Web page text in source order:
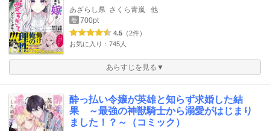
あざらし県 さくら青嵐 他
巻 700pt
4.5 （2件）
お気に入り：745人
あらすじを見る▼
酔っ払い令嬢が英雄と知らず求婚した結
果 ～最強の神獣騎士から溺愛がはじまり
ました！？～（コミック）